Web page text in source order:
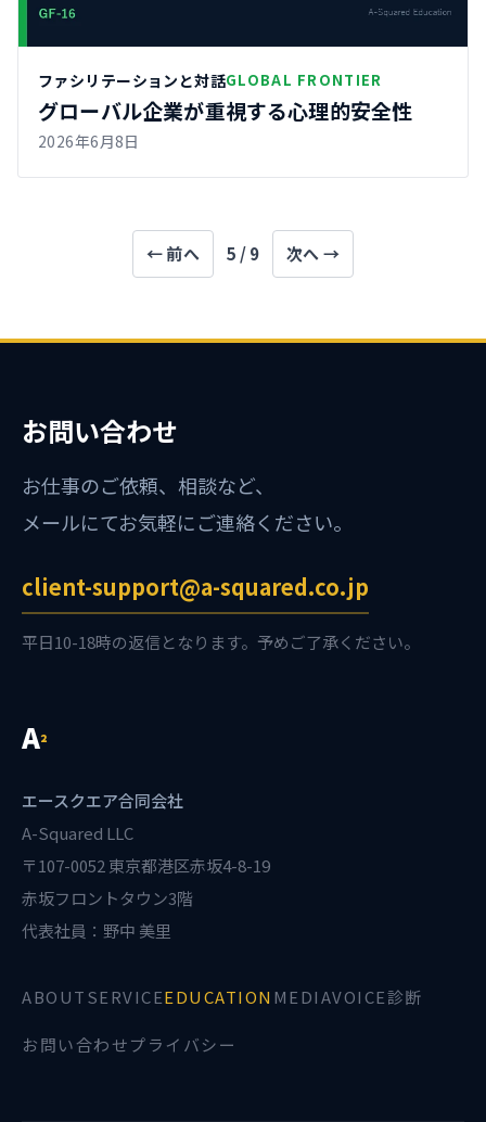
ファシリテーションと対話GLOBAL FRONTIER
グローバル企業が重視する心理的安全性
2026年6月8日
← 前へ 5 / 9 次へ →
お問い合わせ
お仕事のご依頼、相談など、
メールにてお気軽にご連絡ください。
client-support@a-squared.co.jp
平日10-18時の返信となります。予めご了承ください。
A²
エースクエア合同会社
A-Squared LLC
〒107-0052 東京都港区赤坂4-8-19
赤坂フロントタウン3階
代表社員：野中 美里
ABOUTSERVICEEDUCATION MEDIAVOICE診断
お問い合わせプライバシー